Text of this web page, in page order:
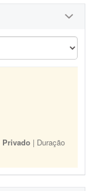
Privado | Duração